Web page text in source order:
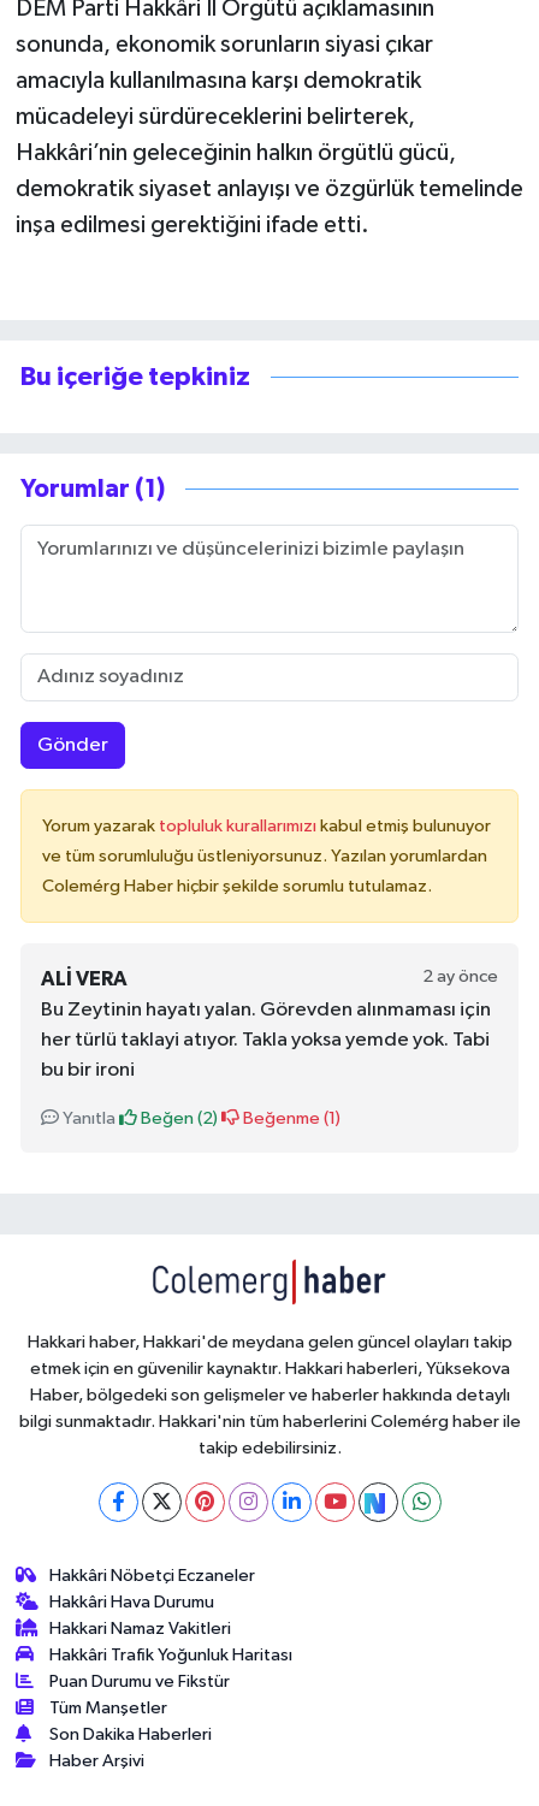
DEM Parti Hakkâri İl Örgütü açıklamasının
sonunda, ekonomik sorunların siyasi çıkar
amacıyla kullanılmasına karşı demokratik
mücadeleyi sürdüreceklerini belirterek,
Hakkâri’nin geleceğinin halkın örgütlü gücü,
demokratik siyaset anlayışı ve özgürlük temelinde
inşa edilmesi gerektiğini ifade etti.
Bu içeriğe tepkiniz
Yorumlar (1)
Gönder
Yorum yazarak topluluk kurallarımızı kabul etmiş bulunuyor
ve tüm sorumluluğu üstleniyorsunuz. Yazılan yorumlardan
Colemérg Haber hiçbir şekilde sorumlu tutulamaz.
ALI VERA 2 ay önce
Bu Zeytinin hayatı yalan. Görevden alınmaması için
her türlü taklayi atıyor. Takla yoksa yemde yok. Tabi
bu bir ironi
Yanıtla Beğen (2) Beğenme (1 )
Hakkari haber, Hakkari'de meydana gelen güncel olayları takip
etmek için en güvenilir kaynaktır. Hakkari haberleri, Yüksekova
Haber, bölgedeki son gelişmeler ve haberler hakkında detaylı
bilgi sunmaktadır. Hakkari'nin tüm haberlerini Colemérg haber ile
takip edebilirsiniz.
Hakkâri Nöbetçi Eczaneler
Hakkâri Hava Durumu
Hakkari Namaz Vakitleri
Hakkâri Trafik Yoğunluk Haritası
Puan Durumu ve Fikstür
Tüm Manşetler
Son Dakika Haberleri
Haber Arşivi